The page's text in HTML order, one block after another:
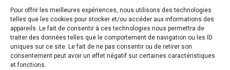
Pour offrir les meilleures expériences, nous utilisons des technologies
telles que les cookies pour stocker et/ou accéder aux informations des
appareils. Le fait de consentir à ces technologies nous permettra de
traiter des données telles que le comportement de navigation ou les ID
uniques sur ce site. Le fait de ne pas consentir ou de retirer son
consentement peut avoir un effet négatif sur certaines caractéristiques
et fonctions.Bienvenue à Saint-Victor de Cessieu !